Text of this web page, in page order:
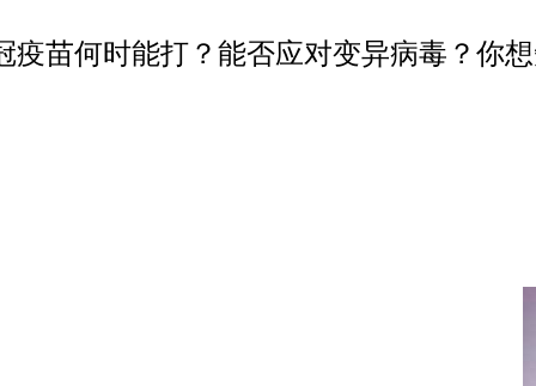
疫苗何时能打？能否应对变异病毒？你